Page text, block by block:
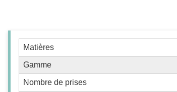
Matières
Gamme
Nombre de prises